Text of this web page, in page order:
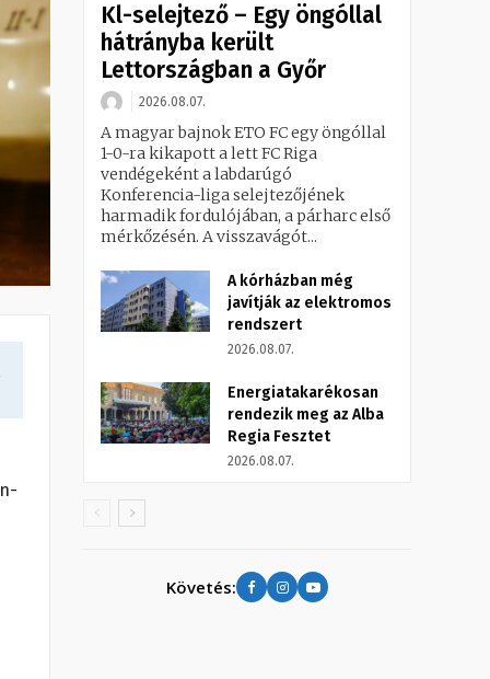
Kl-selejtező – Egy öngóllal
hátrányba került
Lettországban a Győr
2026.08.07.
A magyar bajnok ETO FC egy öngóllal
1-0-ra kikapott a lett FC Riga
vendégeként a labdarúgó
Konferencia-liga selejtezőjének
harmadik fordulójában, a párharc első
mérkőzésén. A visszavágót...
A kórházban még
javítják az elektromos
rendszert
2026.08.07.
Energiatakarékosan
rendezik meg az Alba
Regia Fesztet
2026.08.07.
Követés: